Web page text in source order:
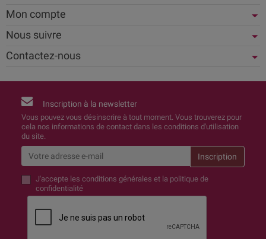
Mon compte
Nous suivre
Contactez-nous
Inscription à la newsletter
Vous pouvez vous désinscrire à tout moment. Vous trouverez pour
cela nos informations de contact dans les conditions d'utilisation
du site.
J'accepte les conditions générales et la politique de
confidentialité